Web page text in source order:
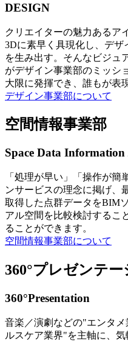
DESIGN
クリエイターの魅力あるア
3Dに素早く具現化し、デ
を生み出す。そんなビジュ
がデザイン事業部のミッシ
大限に発揮でき、誰もが表
デザイン事業部について
空間情報事業部
Space Data
「処理が早い」「操作が簡
ンサービスの理念に掲げ、
取得した点群データをBIM
アル空間を比較検討するこ
ることができます。
空間情報事業部について
360°プレゼンテ
360°Presentation
音楽／演劇などの"エンタ
ルスケア業界"を主軸に、